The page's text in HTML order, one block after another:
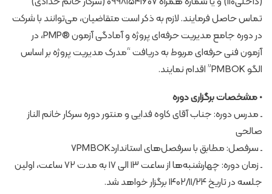
تماس حاصل فرمایند. لازم به ذکر است متقاضیان، می‌توانند با شرکت
در دوره جامع مدیریت حرفه‌ای پروژه و آمادگی آزمون ®PMP، در
آزمون فنی حرفه‌ای مربوط به دریافت “مدرک مدیریت پروژه بر اساس
الگو PMBOK” اقدام نمایند.
• مشخصات برگزاری دوره
ـ مدرس دوره: جناب آقای کاوه فدایی و منتور دوره سرکار خانم الناز
صالحی
ـ سرفصل: مطابق با سرفصل‌های استاندارد۷PMBOK
ـ زمان دوره: چهارشنبه‌ها از ساعت ۱۳ الی ۱۷ به مدت ۷۲ ساعت، اولین
جلسه در تاریخ ۱۴۰۲/۱۱/۲۴ برگزار خواهد شد.